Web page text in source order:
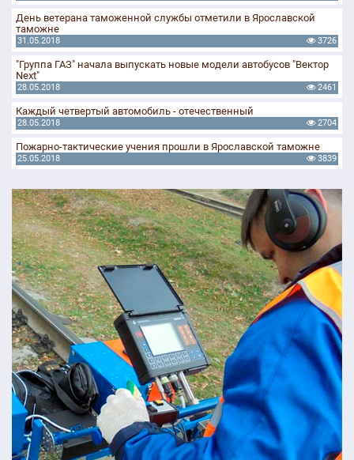
День ветерана таможенной службы отметили в Ярославской
таможне
31.05.2018 3726
"Группа ГАЗ" начала выпускать новые модели автобусов "Вектор
Next"
28.05.2018 2461
Каждый четвертый автомобиль - отечественный
28.05.2018 2704
Пожарно-тактические учения прошли в Ярославской таможне
25.05.2018 3839